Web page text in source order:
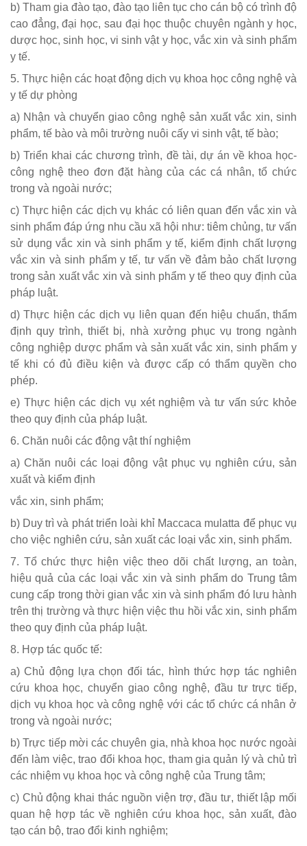
b) Tham gia đào tạo, đào tạo liên tục cho cán bộ có trình độ
cao đẳng, đại học, sau đại học thuộc chuyên ngành y học,
dược học, sinh học, vi sinh vật y học, vắc xin và sinh phẩm
y tế.
5. Thực hiện các hoạt động dịch vụ khoa học công nghệ và
y tế dự phòng
a) Nhận và chuyển giao công nghệ sản xuất vắc xin, sinh
phẩm, tế bào và môi trường nuôi cấy vi sinh vật, tế bào;
b) Triển khai các chương trình, đề tài, dự án về khoa học-
công nghệ theo đơn đặt hàng của các cá nhân, tổ chức
trong và ngoài nước;
c) Thực hiện các dịch vụ khác có liên quan đến vắc xin và
sinh phẩm đáp ứng nhu cầu xã hội như: tiêm chủng, tư vấn
sử dụng vắc xin và sinh phẩm y tế, kiểm định chất lượng
vắc xin và sinh phẩm y tế, tư vấn về đảm bảo chất lượng
trong sản xuất vắc xin và sinh phẩm y tế theo quy định của
pháp luật.
d) Thực hiện các dịch vụ liên quan đến hiệu chuẩn, thẩm
định quy trình, thiết bị, nhà xưởng phục vụ trong ngành
công nghiệp dược phẩm và sản xuất vắc xin, sinh phẩm y
tế khi có đủ điều kiện và được cấp có thẩm quyền cho
phép.
e) Thực hiện các dịch vụ xét nghiệm và tư vấn sức khỏe
theo quy định của pháp luật.
6. Chăn nuôi các động vật thí nghiệm
a) Chăn nuôi các loại động vật phục vụ nghiên cứu, sản
xuất và kiểm định
vắc xin, sinh phẩm;
b) Duy trì và phát triển loài khỉ Maccaca mulatta để phục vụ
cho việc nghiên cứu, sản xuất các loại vắc xin, sinh phẩm.
7. Tổ chức thực hiện việc theo dõi chất lượng, an toàn,
hiệu quả của các loại vắc xin và sinh phẩm do Trung tâm
cung cấp trong thời gian vắc xin và sinh phẩm đó lưu hành
trên thị trường và thực hiện việc thu hồi vắc xin, sinh phẩm
theo quy định của pháp luật.
8. Hợp tác quốc tế:
a) Chủ động lựa chọn đối tác, hình thức hợp tác nghiên
cứu khoa học, chuyển giao công nghệ, đầu tư trực tiếp,
dịch vụ khoa học và công nghệ với các tổ chức cá nhân ở
trong và ngoài nước;
b) Trực tiếp mời các chuyên gia, nhà khoa học nước ngoài
đến làm việc, trao đổi khoa học, tham gia quản lý và chủ trì
các nhiệm vụ khoa học và công nghệ của Trung tâm;
c) Chủ động khai thác nguồn viện trợ, đầu tư, thiết lập mối
quan hệ hợp tác về nghiên cứu khoa học, sản xuất, đào
tạo cán bộ, trao đổi kinh nghiệm;